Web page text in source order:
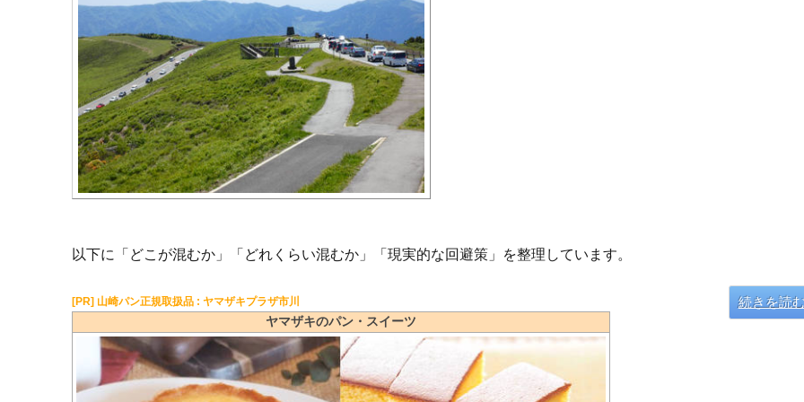
以下に「どこが混むか」「どれくらい混むか」「現実的な回避策」を整理しています。
“阿蘇山上
続きを読む
[PR] 山崎パン正規取扱品 : ヤマザキプラザ市川
ヤマザキのパン・スイーツ